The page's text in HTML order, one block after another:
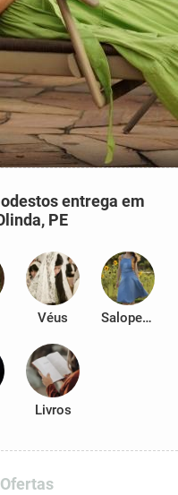
entrega em
PE
Véus Salopetes
Livros
Ofertas